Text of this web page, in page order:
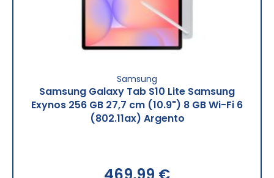
Samsung
Samsung Galaxy Tab S10 Lite Samsung
Exynos 256 GB 27,7 cm (10.9") 8 GB Wi-Fi 6
(802.11ax) Argento